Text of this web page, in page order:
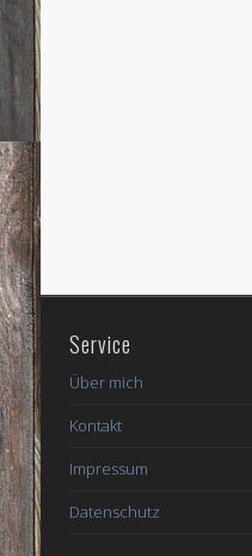
Service
Über mich
Kontakt
Impressum
Datenschutz